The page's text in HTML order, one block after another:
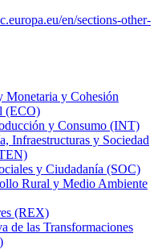
en/sections-other-
Monetaria y Cohesión
(ECO)
y Consumo (INT)
Infraestructuras y Sociedad
y Ciudadanía (SOC)
Rural y Medio Ambiente
(REX)
de las Transformaciones